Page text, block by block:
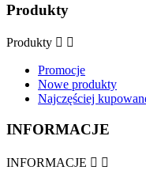
Produkty
Produkty  
Promocje
Nowe produkty
Najczęściej
INFORMACJE
INFORMACJE  